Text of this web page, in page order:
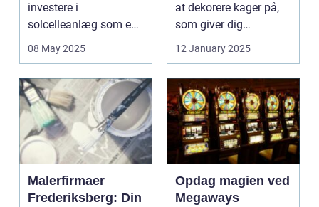
investere i
solcelleanlæg som en
bæred...
08 May 2025
at dekorere kager på,
som giver dig
mulighed for ...
12 January 2025
Malerfirmaer
Frederiksberg: Din
Opdag magien ved
Megaways